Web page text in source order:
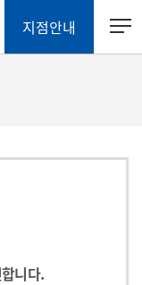
지점안내
니다.